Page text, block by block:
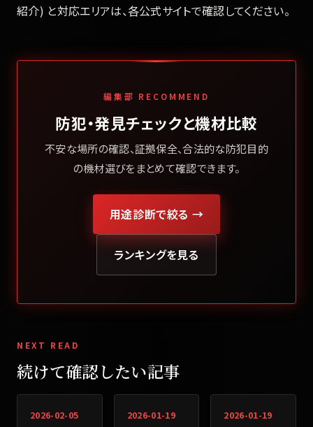
紹介) と対応エリアは、各公式サイトで確認してください。
編集部 RECOMMEND
防犯・発見チェックと機材比較
不安な場所の確認、証拠保全、合法的な防犯目的
の機材選びをまとめて確認できます。
用途診断で絞る →
ランキングを見る
NEXT READ
続けて確認したい記事
2026-02-05 2026-01-19 2026-01-19